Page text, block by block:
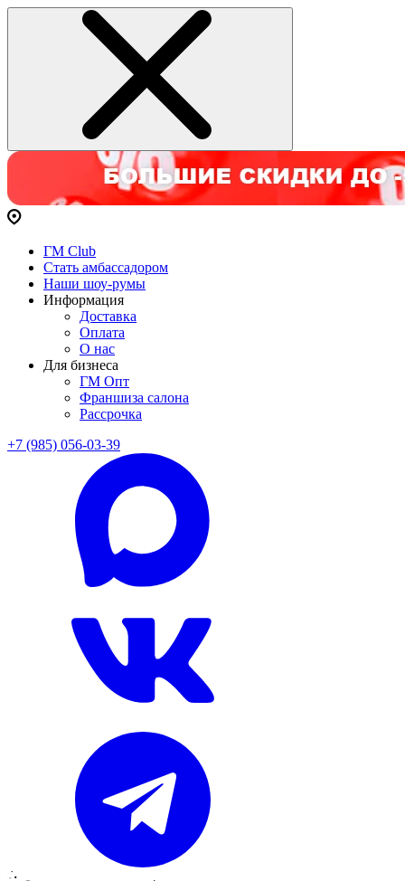
ГМ Club
Стать амбассадором
Наши шоу-румы
Информация
Доставка
Оплата
О нас
Для бизнеса
ГМ Опт
Франшиза салона
Рассрочка
+7 (985) 056-03-39